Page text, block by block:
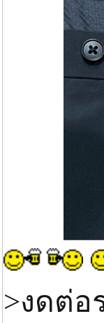
>งดต่อ